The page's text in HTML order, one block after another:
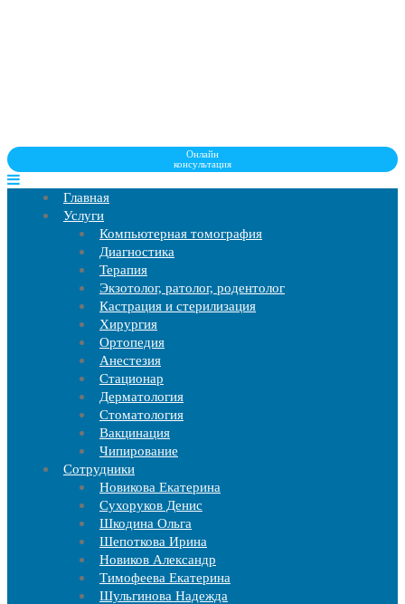
Онлайн
консультация
Главная
Услуги
Компьютерная томография
Диагностика
Терапия
Экзотолог, ратолог, родентолог
Кастрация и стерилизация
Хирургия
Ортопедия
Анестезия
Стационар
Дерматология
Стоматология
Вакцинация
Чипирование
Cотрудники
Новикова Екатерина
Сухоруков Денис
Шкодина Ольга
Шепоткова Ирина
Новиков Александр
Тимофеева Екатерина
Шульгинова Надежда